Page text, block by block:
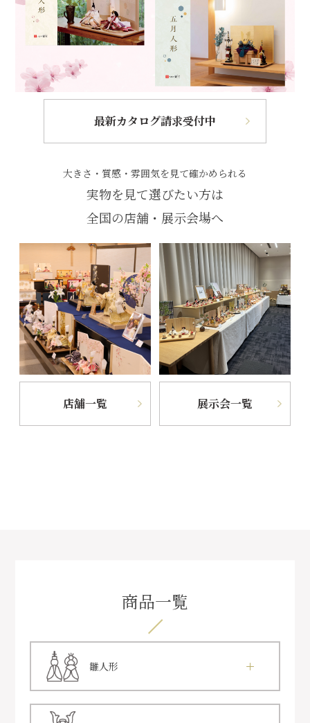
最新カタログ請求受付中
大きさ・質感・雰囲気を見て確かめられる
実物を見て選びたい方は
全国の店舗・展示会場へ
店舗一覧 展示会一覧
商品一覧
雛人形